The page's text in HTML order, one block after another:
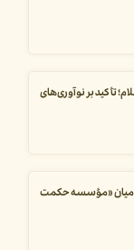
تأکید بر نوآوری‌های
میان «مؤسسه حکمت